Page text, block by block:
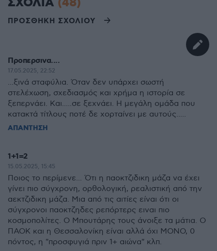
ΠΡΟΣΘΗΚΗ ΣΧΟΛΙΟΥ
Προπερσινα....
17.05.2025, 22:52
...ξινά σταφύλια. Όταν δεν υπάρχει σωστή
στελέχωση, σχεδιασμός και χρήμα η ιστορία σε
ξεπερνάει. Και.....σε ξεχνάει. Η μεγάλη ομάδα που
κατακτά τίτλους ποτέ δε χορταίνει με αυτούς.....
ΑΠΑΝΤΗΣΗ
1+1=2
15.05.2025, 15:45
Ποιος το περίμενε... Ότι η παοκτζιδικη μάζα να έχει
γίνει πιο σύγχρονη, ορθολογική, ρεαλιστική από την
αεκτζιδικη μάζα. Μια από τις αιτίες είναι ότι οι
σύγχρονοι παοκτζηδες ρεπόρτερς ειναι πιο
κοσμοπολίτες. Ο Μπουτάρης τους άνοιξε τα μάτια. Ο
ΠΑΟΚ και η Θεσσαλονίκη είναι αλλά όχι ΜΟΝΟ, 0
πόντος, η "προσφυγιά πριν 1+ αιώνα" κλπ.